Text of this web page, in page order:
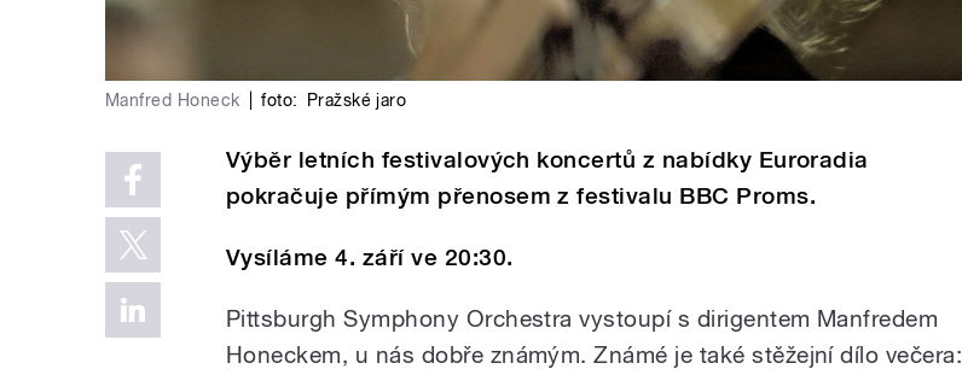
Manfred Honeck foto: Pražské jaro
Výběr letních festivalových koncertů z nabídky Euroradia
pokračuje přímým přenosem z festivalu BBC Proms.
Vysíláme 4. září ve 20:30.
Pittsburgh Symphony Orchestra vystoupí s dirigentem Manfredem
Honeckem, u nás dobře známým. Známé je také stěžejní dílo večera: